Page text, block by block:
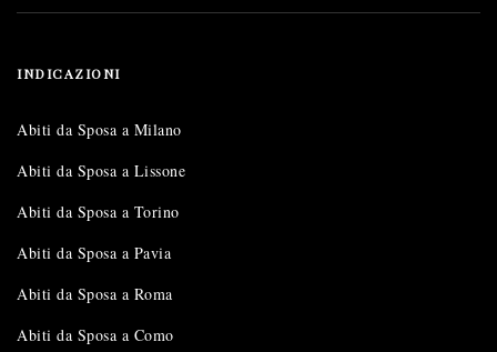
INDICAZIONI
Abiti da Sposa a Milano
Abiti da Sposa a Lissone
Abiti da Sposa a Torino
Abiti da Sposa a Pavia
Abiti da Sposa a Roma
Abiti da Sposa a Como